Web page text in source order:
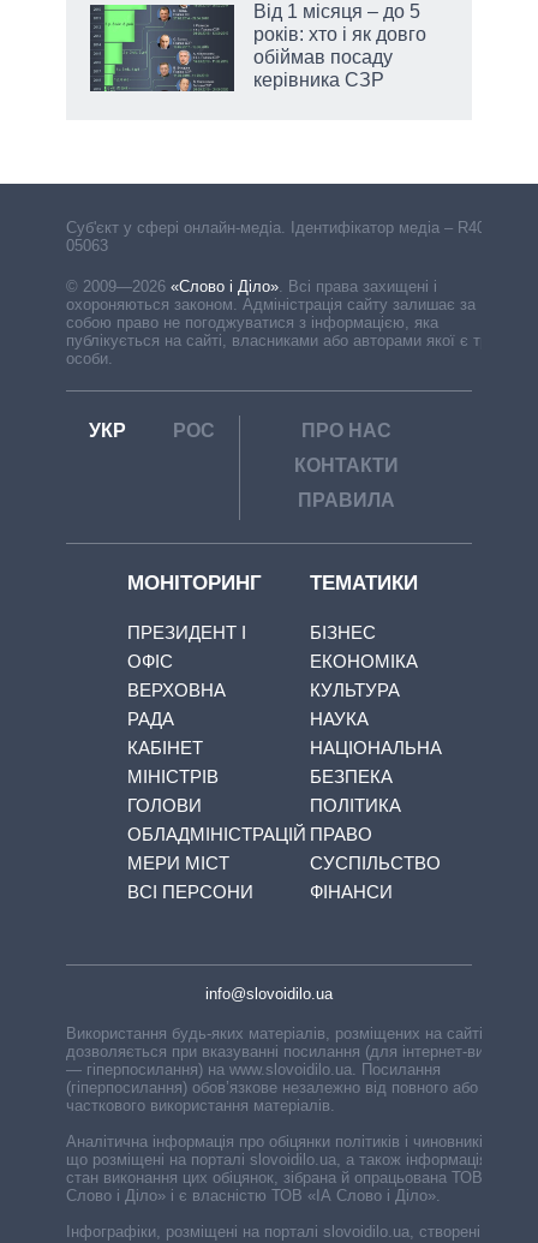
Від 1 місяця – до 5
років: хто і як довго
обіймав посаду
керівника СЗР
Cуб'єкт у сфері онлайн-медіа. Ідентифікатор медіа – R40-
05063
© 2009—2026 «Слово і Діло». Всі права захищені і
охороняються законом. Адміністрація сайту залишає за
собою право не погоджуватися з інформацією, яка
публікується на сайті, власниками або авторами якої є треті
особи.
УКР РОС
ПРО НАС
КОНТАКТИ
ПРАВИЛА
МОНІТОРИНГ
ПРЕЗИДЕНТ І
ОФІС
ВЕРХОВНА
РАДА
КАБІНЕТ
МІНІСТРІВ
ГОЛОВИ
ОБЛАДМІНІСТРАЦІЙ
МЕРИ МІСТ
ВСІ ПЕРСОНИ
ТЕМАТИКИ
БІЗНЕС
ЕКОНОМІКА
КУЛЬТУРА
НАУКА
НАЦІОНАЛЬНА
БЕЗПЕКА
ПОЛІТИКА
ПРАВО
СУСПІЛЬСТВО
ФІНАНСИ
info@slovoidilo.ua
Використання будь-яких матеріалів, розміщених на сайті,
дозволяється при вказуванні посилання (для інтернет-видань
— гіперпосилання) на www.slovoidilo.ua. Посилання
(гіперпосилання) обов’язкове незалежно від повного або
часткового використання матеріалів.
Аналітична інформація про обіцянки політиків і чиновників,
що розміщені на порталі slovoidilo.ua, а також інформація про
стан виконання цих обіцянок, зібрана й опрацьована ТОВ «ІА
Слово і Діло» і є власністю ТОВ «ІА Слово і Діло».
Інфографіки, розміщені на порталі slovoidilo.ua, створені ГО